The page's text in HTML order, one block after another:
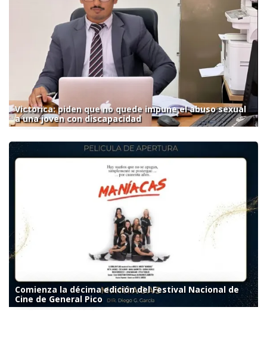
Victorica: piden que no quede impune el abuso sexual
a una joven con discapacidad
Comienza la décima edición del Festival Nacional de
Cine de General Pico